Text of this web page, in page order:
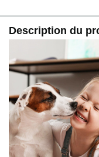
les clés de
pour chien reste
et sans couture à
Description du